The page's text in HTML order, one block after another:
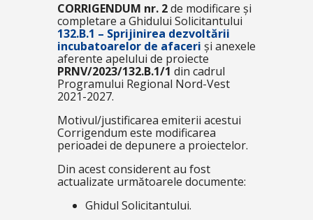
CORRIGENDUM nr. 2de modificare și
completare a Ghidului Solicitantului
132.B.1 – Sprijinirea dezvoltării
incubatoarelor de afaceri și anexele
aferente apelului de proiecte
PRNV/2023/132.B.1/1 din cadrul
Programului Regional Nord-Vest
2021-2027.
Motivul/justificarea emiterii acestui
Corrigendum este modificarea
perioadei de depunere a proiectelor.
Din acest considerent au fost
actualizate următoarele documente:
Ghidul Solicitantului.